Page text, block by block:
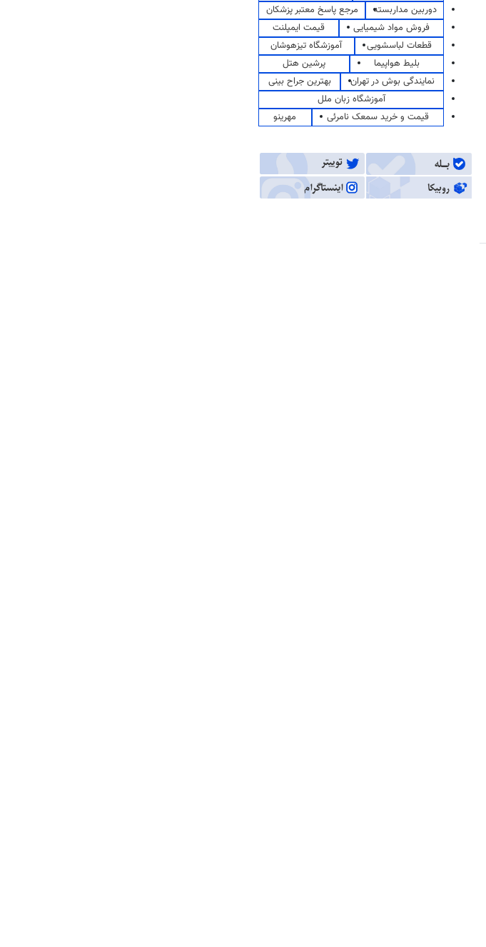
دوربین مداربسته
مرجع پاسخ معتبر پزشکان
فروش مواد شیمیایی
قیمت ایمپلنت
قطعات لباسشویی
آموزشگاه تیزهوشان
بلیط هواپیما
پرشین هتل
نمایندگی بوش در تهران
بهترین جراح بینی
آموزشگاه زبان ملل
قیمت و خرید سمعک نامرئی
مهرینو